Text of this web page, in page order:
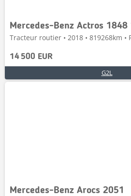
Tracteur routier • 2018 • 819268km •
14 500 EUR
G2L
Mercedes-Benz Arocs 2051